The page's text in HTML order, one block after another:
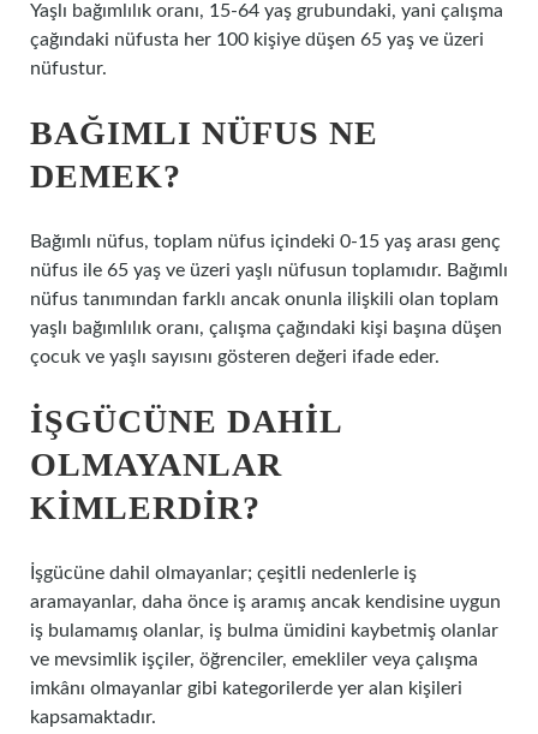
Yaşlı bağımlılık oranı, 15-64 yaş grubundaki, yani çalışma
çağındaki nüfusta her 100 kişiye düşen 65 yaş ve üzeri
nüfustur.
BAĞIMLI NÜFUS NE
DEMEK?
Bağımlı nüfus, toplam nüfus içindeki 0-15 yaş arası genç
nüfus ile 65 yaş ve üzeri yaşlı nüfusun toplamıdır. Bağımlı
nüfus tanımından farklı ancak onunla ilişkili olan toplam
yaşlı bağımlılık oranı, çalışma çağındaki kişi başına düşen
çocuk ve yaşlı sayısını gösteren değeri ifade eder.
İŞGÜCÜNE DAHIL
OLMAYANLAR
KIMLERDIR?
İşgücüne dahil olmayanlar; çeşitli nedenlerle iş
aramayanlar, daha önce iş aramış ancak kendisine uygun
iş bulamamış olanlar, iş bulma ümidini kaybetmiş olanlar
ve mevsimlik işçiler, öğrenciler, emekliler veya çalışma
imkânı olmayanlar gibi kategorilerde yer alan kişileri
kapsamaktadır.